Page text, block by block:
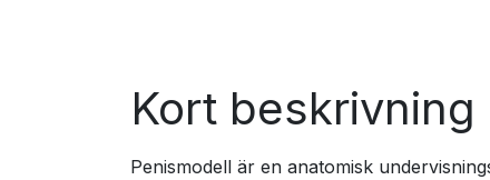
Kort beskrivning
Penismodell är en anatomisk